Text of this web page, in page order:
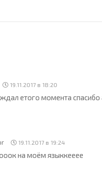
19.11.2017 в 18:20
етого момента
19.11.2017 в 19:24
на моём языккееее